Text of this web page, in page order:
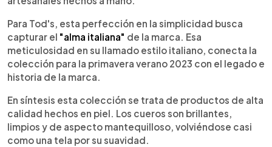
Para Tod's, esta perfección en la simplicidad busca
capturar el "alma italiana" de la marca. Esa
meticulosidad en su llamado estilo italiano, conecta la
colección para la primavera verano 2023 con el legado e
historia de la marca.
En síntesis esta colección se trata de productos de alta
calidad hechos en piel. Los cueros son brillantes,
limpios y de aspecto mantequilloso, volviéndose casi
como una tela por su suavidad.